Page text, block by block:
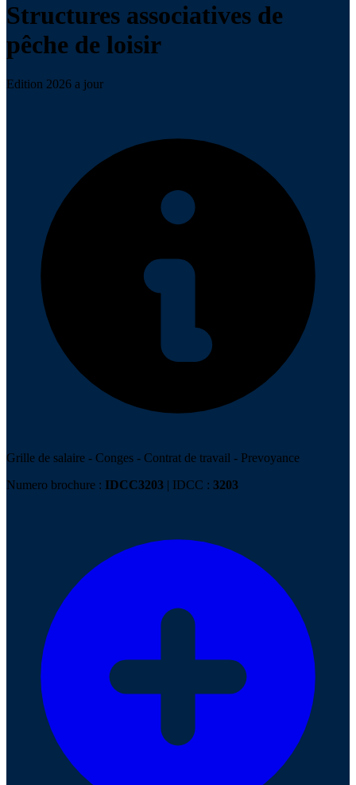
Structures associatives de
pêche de loisir
Edition 2026 a jour
Grille de salaire - Conges - Contrat de travail - Prevoyance
Numero brochure : IDCC3203 | IDCC : 3203